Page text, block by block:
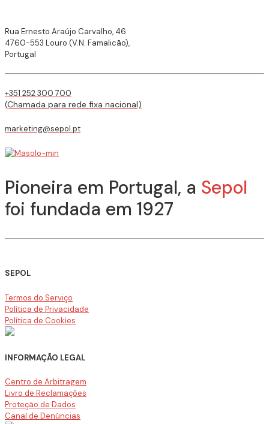
Rua Ernesto Araújo Carvalho, 46
4760-553 Louro (V.N. Famalicão),
Portugal
+351 252 300 700
(Chamada para rede fixa nacional)
marketing@sepol.pt
Pioneira em Portugal, a Sepol
foi fundada em 1927
SEPOL
Termos do Serviço
Política de Privacidade
Política de Cookies
INFORMAÇÃO LEGAL
Centro de Arbitragem
Livro de Reclamações
Proteção de Dados
Canal de Denúncias